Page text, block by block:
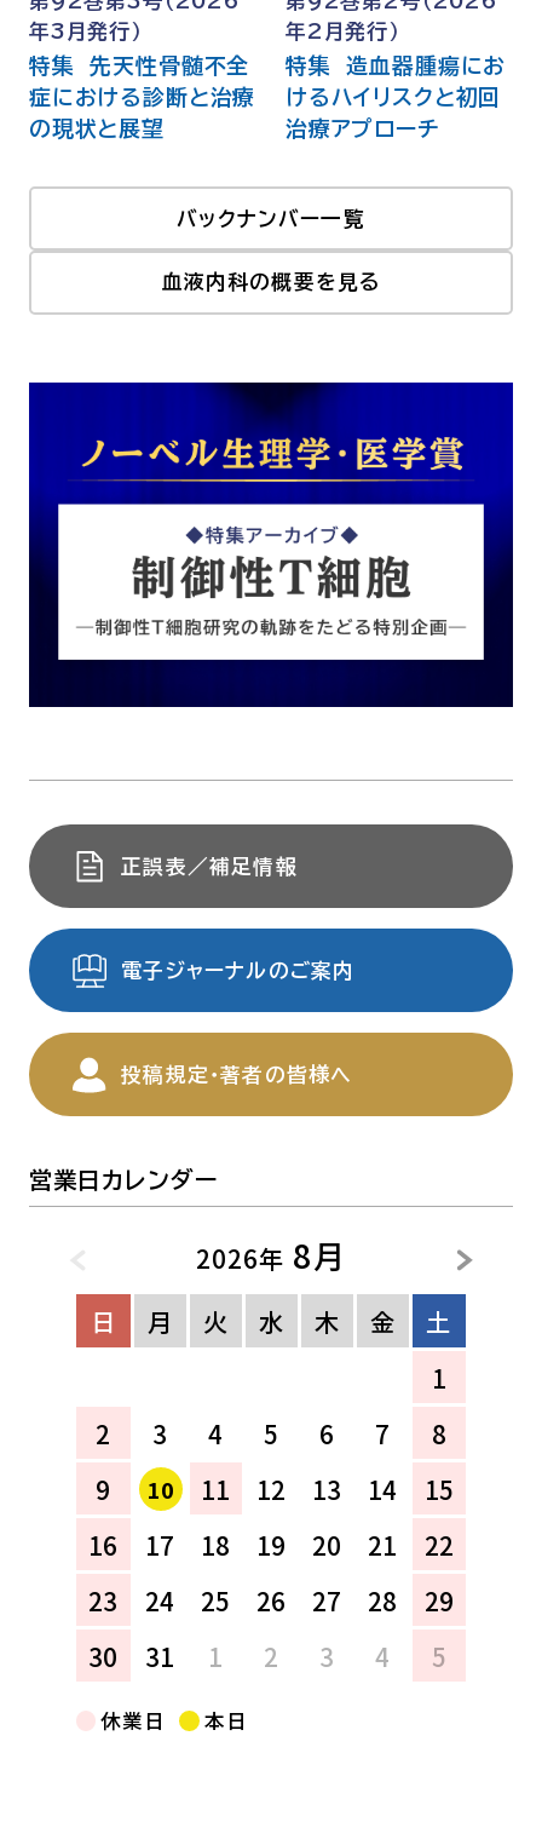
正誤表／補足情報
電子ジャーナルのご案内
投稿規定・著者の皆様へ
営業日カレンダー
2026年 8月
日 月 火 水 木 金
土
1
2
3 4 5 6 7
8
9
10 11 12 13 14
15
16
17 18 19 20 21
22
23
24 25 26 27 28
29
30
31 1 2 3 4 5
休業日 本日
年3月発行）
特集 先天性骨髄不全
症における診断と治療
の現状と展望
年2月発行）
特集 造血器腫瘍にお
けるハイリスクと初回
治療アプローチ
バックナンバー一覧
血液内科の概要を見る